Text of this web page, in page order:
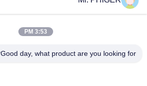
نقشه سایت
رویدادها
3:53 PM
Good day, what product are you looking for?